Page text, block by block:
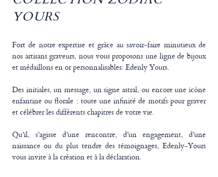
YOURS
Fort de notre expertise et grâce au savoir-faire minutieux de
nos artisans graveurs, nous vous proposons une ligne de bijoux
et médaillons en or personnalisables: Edenly Yours.
Des initiales, un message, un signe astral, ou encore une icône
enfantine ou florale : toute une infinité de motifs pour graver
et célébrer les différents chapitres de votre vie.
Qu’il, s’agisse d’une rencontre, d’un engagement, d’une
naissance ou du plus tendre des témoignages, Edenly-Yours
vous invite à la création et à la déclaration.